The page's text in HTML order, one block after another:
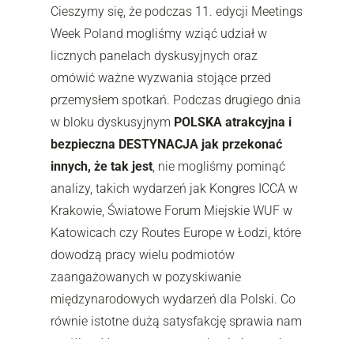
Cieszymy się, że podczas 11. edycji Meetings
Week Poland mogliśmy wziąć udział w
licznych panelach dyskusyjnych oraz
omówić ważne wyzwania stojące przed
przemysłem spotkań. Podczas drugiego dnia
w bloku dyskusyjnym POLSKA atrakcyjna i
bezpieczna DESTYNACJA jak przekonać
innych, że tak jest, nie mogliśmy pominąć
analizy, takich wydarzeń jak Kongres ICCA w
Krakowie, Światowe Forum Miejskie WUF w
Katowicach czy Routes Europe w Łodzi, które
dowodzą pracy wielu podmiotów
zaangażowanych w pozyskiwanie
międzynarodowych wydarzeń dla Polski. Co
równie istotne dużą satysfakcję sprawia nam